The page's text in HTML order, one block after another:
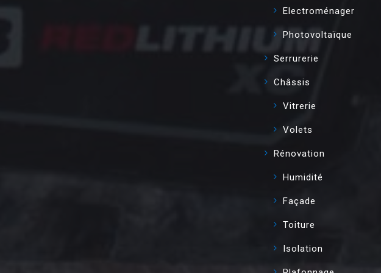
Electroménager
Photovoltaïque
Serrurerie
Châssis
Vitrerie
Volets
Rénovation
Humidité
Façade
Toiture
Isolation